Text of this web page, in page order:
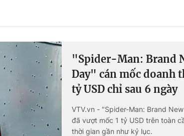
Giáo dục
Tuyển sinh
Học trực tuyến
Công nghệ
Hitech Công
Sản phẩm
Thị trường
Tư vấn
"Spider-Man: Brand
Day" cán mốc doanh
tỷ USD chỉ sau 6 ngày
VTV.vn - "Spider-Man: Brand
đã vượt mốc 1 tỷ USD trên toàn
thời gian gần như kỷ lục.